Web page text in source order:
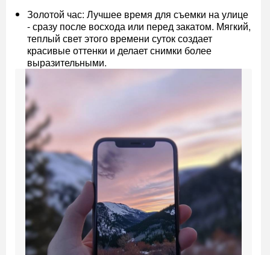
Золотой час: Лучшее время для съемки на улице
- сразу после восхода или перед закатом. Мягкий,
теплый свет этого времени суток создает
красивые оттенки и делает снимки более
выразительными.